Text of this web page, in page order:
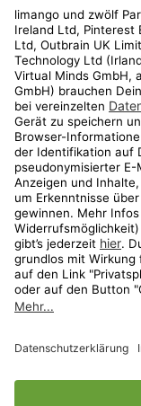
Kundenservice
Shop
Aktionen
Travel